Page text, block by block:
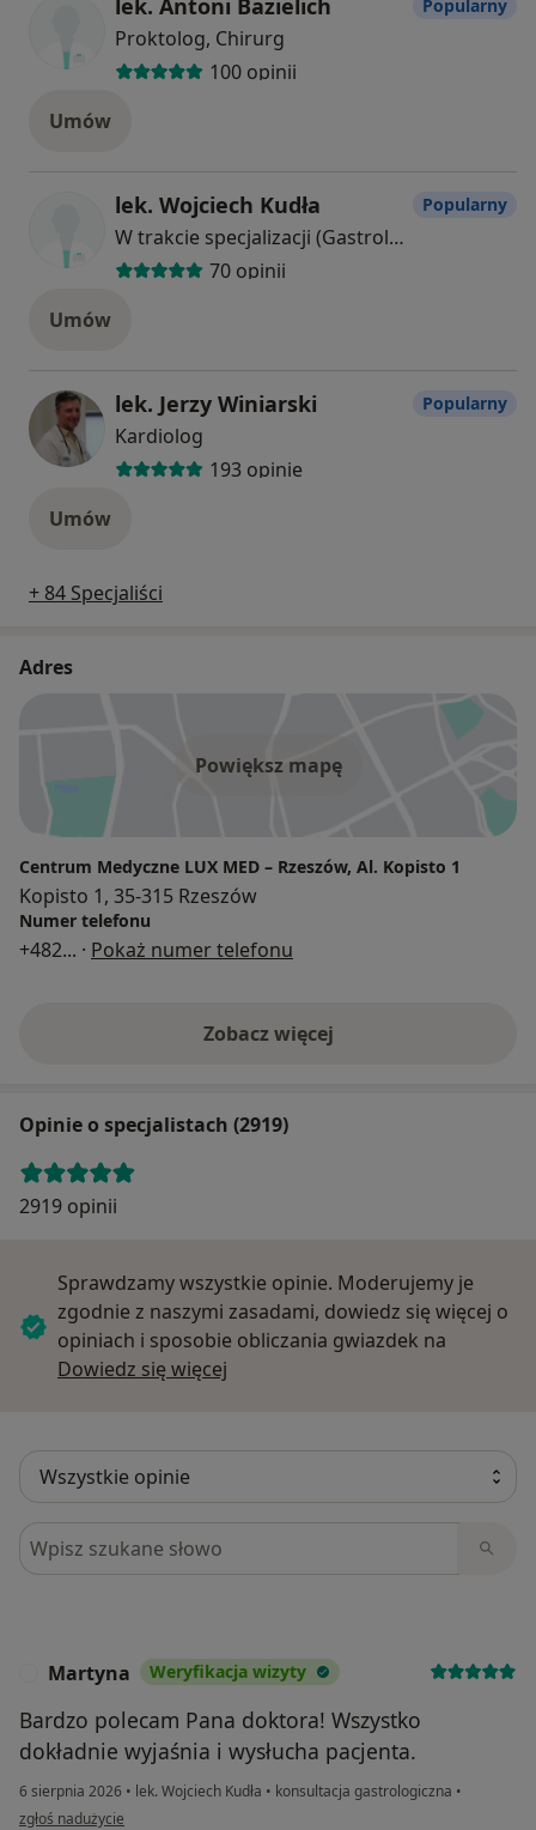
lek. Antoni Bazielich
Proktolog, Chirurg
100 opinii
Popularny
Umów
lek. Wojciech Kudła
W trakcie specjalizacji (Gastrolog)
70 opinii
Popularny
Umów
lek. Jerzy Winiarski
Kardiolog
193 opinie
Popularny
Umów
+ 84 Specjaliści
Adres
Powiększ mapę
Centrum Medyczne LUX MED – Rzeszów, Al. Kopisto 1
Kopisto 1, 35-315 Rzeszów
Numer telefonu
+482... · Pokaż numer telefonu
Zobacz więcej
Opinie o specjalistach (2919)
2919 opinii
Sprawdzamy wszystkie opinie. Moderujemy je
zgodnie z naszymi zasadami, dowiedz się więcej o
opiniach i sposobie obliczania gwiazdek na
Dowiedz się więcej
Szukaj w opiniach
Martyna Weryfikacja wizyty
Bardzo polecam Pana doktora! Wszystko
dokładnie wyjaśnia i wysłucha pacjenta.
6 sierpnia 2026 • lek. Wojciech Kudła • konsultacja gastrologiczna •
w opinii użytkownika Martyna
zgłoś nadużycie